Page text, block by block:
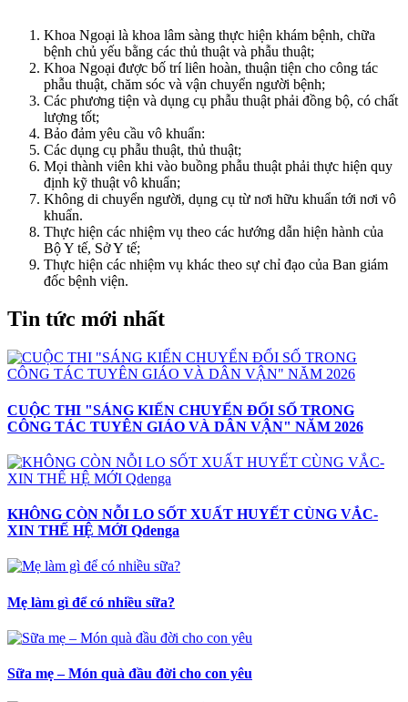
Khoa Ngoại là khoa lâm sàng thực hiện khám bệnh, chữa
bệnh chủ yếu bằng các thủ thuật và phẫu thuật;
Khoa Ngoại được bố trí liên hoàn, thuận tiện cho công tác
phẫu thuật, chăm sóc và vận chuyển người bệnh;
Các phương tiện và dụng cụ phẫu thuật phải đồng bộ, có chất
lượng tốt;
Bảo đảm yêu cầu vô khuẩn:
Các dụng cụ phẫu thuật, thủ thuật;
Mọi thành viên khi vào buồng phẫu thuật phải thực hiện quy
định kỹ thuật vô khuẩn;
Không di chuyển người, dụng cụ từ nơi hữu khuẩn tới nơi vô
khuẩn.
Thực hiện các nhiệm vụ theo các hướng dẫn hiện hành của
Bộ Y tế, Sở Y tế;
Thực hiện các nhiệm vụ khác theo sự chỉ đạo của Ban giám
đốc bệnh viện.
Tin tức mới nhất
CUỘC THI "SÁNG KIẾN CHUYỂN ĐỔI SỐ TRONG
CÔNG TÁC TUYÊN GIÁO VÀ DÂN VẬN" NĂM 2026
KHÔNG CÒN NỖI LO SỐT XUẤT HUYẾT CÙNG VẮC-
XIN THẾ HỆ MỚI Qdenga
Mẹ làm gì để có nhiều sữa?
Sữa mẹ – Món quà đầu đời cho con yêu